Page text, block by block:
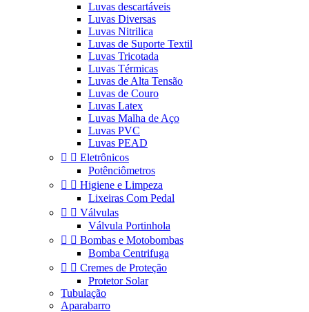
Luvas descartáveis
Luvas Diversas
Luvas Nitrilica
Luvas de Suporte Textil
Luvas Tricotada
Luvas Térmicas
Luvas de Alta Tensão
Luvas de Couro
Luvas Latex
Luvas Malha de Aço
Luvas PVC
Luvas PEAD
  Eletrônicos
Potênciômetros
  Higiene e Limpeza
Lixeiras Com Pedal
  Válvulas
Válvula Portinhola
  Bombas e Motobombas
Bomba Centrifuga
  Cremes de Proteção
Protetor Solar
Tubulação
Aparabarro